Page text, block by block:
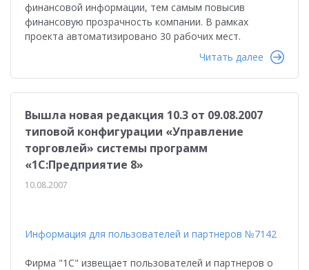
финансовой информации, тем самым повысив
финансовую прозрачность компании. В рамках
проекта автоматизировано 30 рабочих мест.
Читать далее
Вышла новая редакция 10.3 от 09.08.2007
типовой конфигурации «Управление
торговлей» системы программ
«1С:Предприятие 8»
10.08.2007
Информация для пользователей и партнеров №7142
Фирма "1С" извещает пользователей и партнеров о